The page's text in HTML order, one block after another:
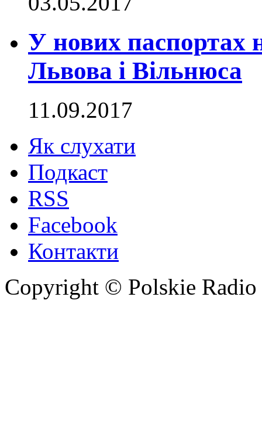
У нових паспортах
Львова і Вільнюса
11.09.2017
Як слухати
Подкаст
RSS
Facebook
Контакти
Copyright © Polskie